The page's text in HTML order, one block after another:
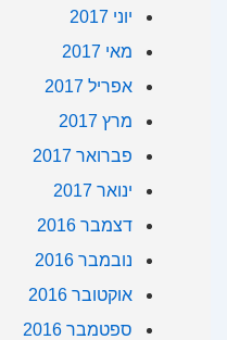
יוני 2017
מאי 2017
אפריל 2017
מרץ 2017
פברואר 2017
ינואר 2017
דצמבר 2016
נובמבר 2016
אוקטובר 2016
ספטמבר 2016